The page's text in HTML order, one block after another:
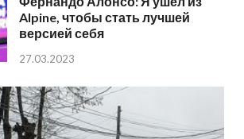
Alpine, чтобы стать лучшей
версией себя
27.03.2023